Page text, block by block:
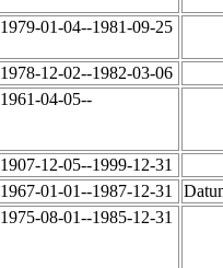
1979-01-04--1981-09-25
1978-12-02--1982-03-06
1961-04-05--
1907-12-05--1999-12-31
1967-01-01--1987-12-31
1975-08-01--1985-12-31